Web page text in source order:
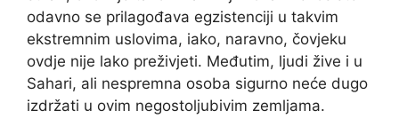
odavno se prilagođava egzistenciji u takvim
ekstremnim uslovima, iako, naravno, čovjeku
ovdje nije lako preživjeti. Međutim, ljudi žive i u
Sahari, ali nespremna osoba sigurno neće dugo
izdržati u ovim negostoljubivim zemljama.